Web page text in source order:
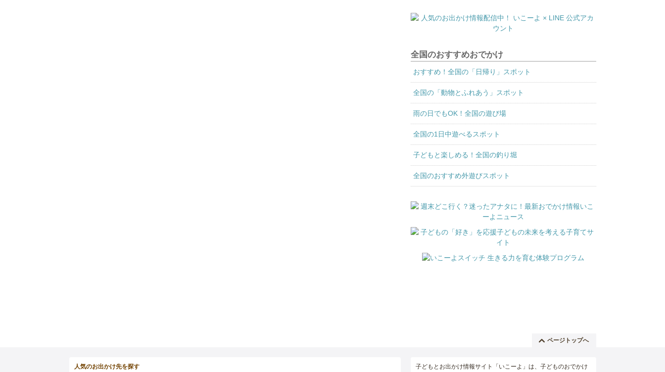
全国のおすすめおでかけ
おすすめ！全国の「日帰り」スポット
全国の「動物とふれあう」スポット
雨の日でもOK！全国の遊び場
全国の1日中遊べるスポット
子どもと楽しめる！全国の釣り堀
全国のおすすめ外遊びスポット
ページトップへ
人気のお出かけ先を探す
子どもとお出かけ情報サイト「いこーよ」は、子どものおでかけ